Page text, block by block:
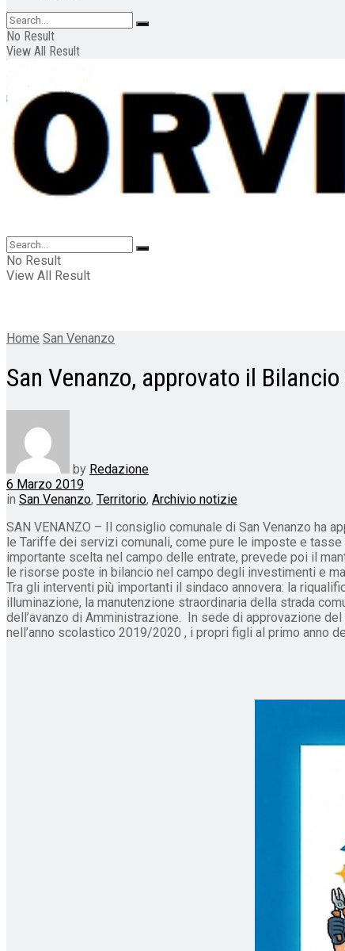
No Result
View All Result
No Result
View All Result
Home San Venanzo
San Venanzo, approvato il
by Redazione
6 Marzo 2019
in San Venanzo, Territorio, Archivio notizie
SAN VENANZO – Il consiglio comunale di San Venanzo ha
le Tariffe dei servizi comunali, come pure le imposte e
importante scelta nel campo delle entrate, prevede poi il
le risorse poste in bilancio nel campo degli investimenti e
Tra gli interventi più importanti il sindaco annovera: la
illuminazione, la manutenzione straordinaria della strada
dell’avanzo di Amministrazione. In sede di approvazione
nell’anno scolastico 2019/2020 , i propri figli al primo anno